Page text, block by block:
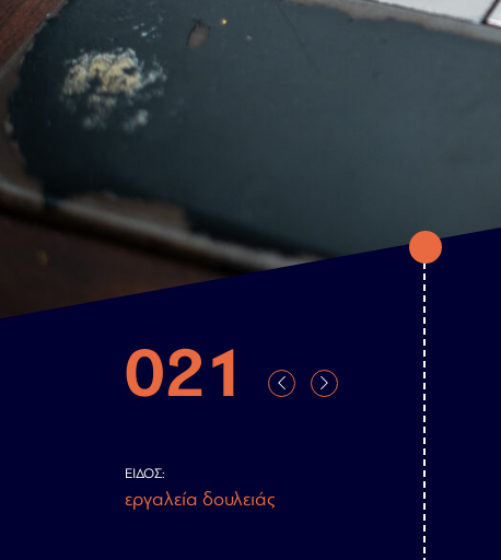
021
ΕΊΔΟΣ:
εργαλεία δουλειάς